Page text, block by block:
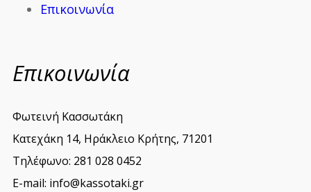
Επικοινωνία
Επικοινωνία
Φωτεινή Κασσωτάκη
Κατεχάκη 14, Ηράκλειο Κρήτης, 71201
Τηλέφωνο: 281 028 0452
E-mail: info@kassotaki.gr